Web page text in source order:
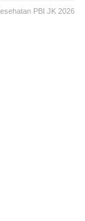
PBI JK 2026